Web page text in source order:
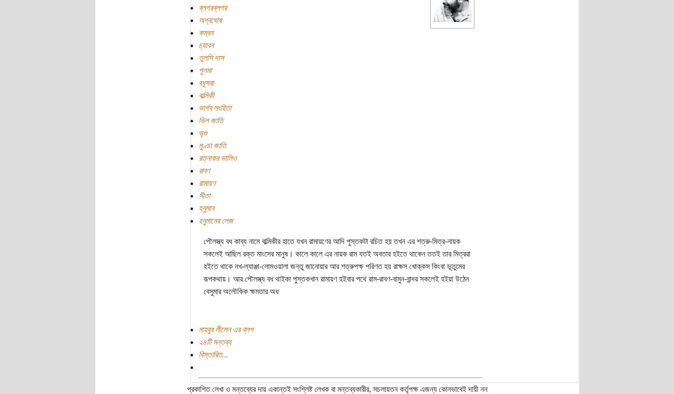
ব্লগরব্লগর
অশ্বঘোষ
কম্বন
চ্যাবন
তুলসি দাস
পুলমা
বধূসরা
বাল্মিকী
ভার্গব সংহিতা
ভিল জাতি
ভৃগু
মুণ্ডা জাতি
রত্নাকর ভালিও
রাবণ
রামায়ণ
সীতা
হনুমান
হনুমানের লেজ
পৌলস্ত্য বধ কাব্য নামে বাল্মিকীর হাতে যখন রামায়ণের আদি পুস্তকটা রচিত হয় তখন এর শত্রু-মিত্র-নায়ক
সকলেই আছিল রক্ত মাংসের মানুষ। কালে কালে এর নায়ক রাম যতই অবতার হইতে থাকেন ততই তার মিত্ররা
হইতে থাকে নখ-ল্যাঞ্জা-লোমওয়ালা জন্তু জানোয়ার আর শত্রুপক্ষ পরিণত হয় রাক্ষস খোক্কস কিংবা ভূতুমের
রূপকথায়। আর পৌলস্ত্য বধ থাইকা পুস্তকখান রামায়ণ হইবার পথে রাম-রাবণ-বামুন-বান্দর সকলেই হইয়া উঠেন
বেসুমার অলৌকিক ক্ষমতার অধ
মাহবুব লীলেন এর ব্লগ
২৪টি মন্তব্য
বিস্তারিত...
প্রকাশিত লেখা ও মন্তব্যের দায় একান্তই সংশ্লিষ্ট লেখক বা মন্তব্যকারীর, সচলায়তন কর্তৃপক্ষ এজন্য কোনভাবেই দায়ী নন